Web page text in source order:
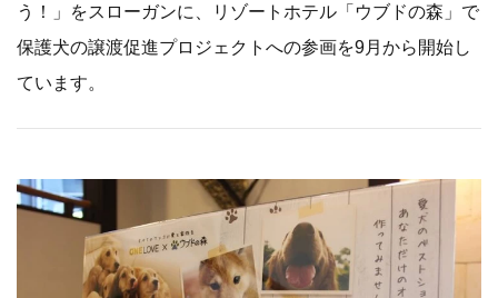
う！」をスローガンに、リゾートホテル「ウブドの森」で
保護犬の譲渡促進プロジェクトへの参画を9月から開始し
ています。